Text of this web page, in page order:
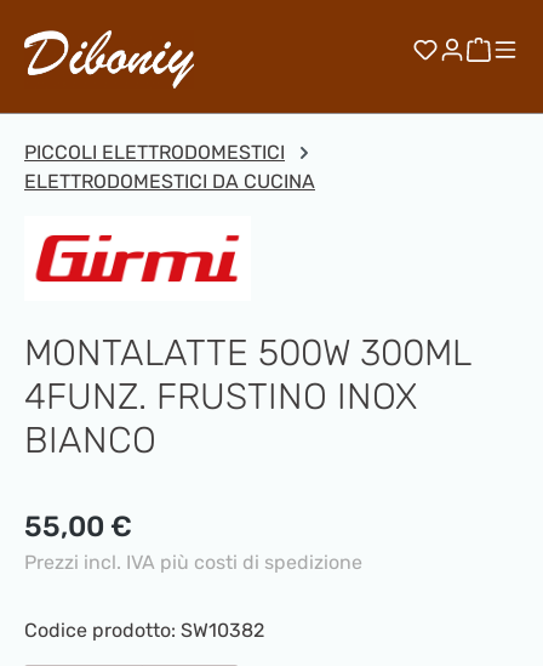
Passa al contenuto principale
Hai 0Il
PICCOLI ELETTRODOMESTICI
ELETTRODOMESTICI DA CUCINA
MONTALATTE 500W 300ML
4FUNZ. FRUSTINO INOX
BIANCO
Prezzo normale:
55,00 €
Prezzi incl. IVA più costi di spedizione
Codice prodotto: SW10382